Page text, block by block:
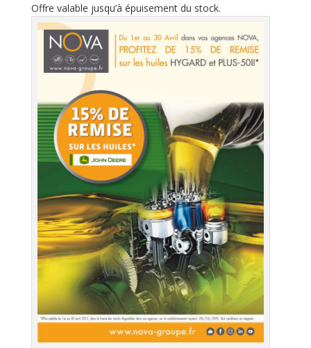
Offre valable jusqu’à épuisement du stock.